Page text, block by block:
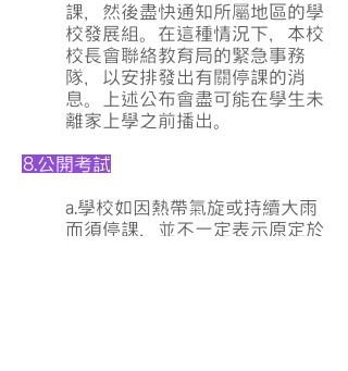
課，然後盡快通知所屬地區的學
校發展組。在這種情況下，本校
校長會聯絡教育局的緊急事務
隊，以安排發出有關停課的消
息。上述公布會盡可能在學生未
離家上學之前播出。
8.公開考試
a.學校如因熱帶氣旋或持續大雨
而須停課，並不一定表示原定於